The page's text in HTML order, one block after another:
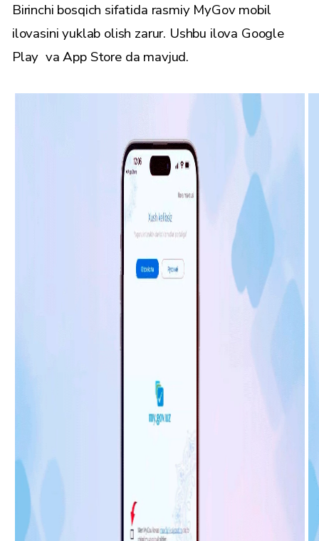
Birinchi bosqich sifatida rasmiy MyGov mobil
ilovasini yuklab olish zarur. Ushbu ilova Google
Play vaApp Storeda mavjud.